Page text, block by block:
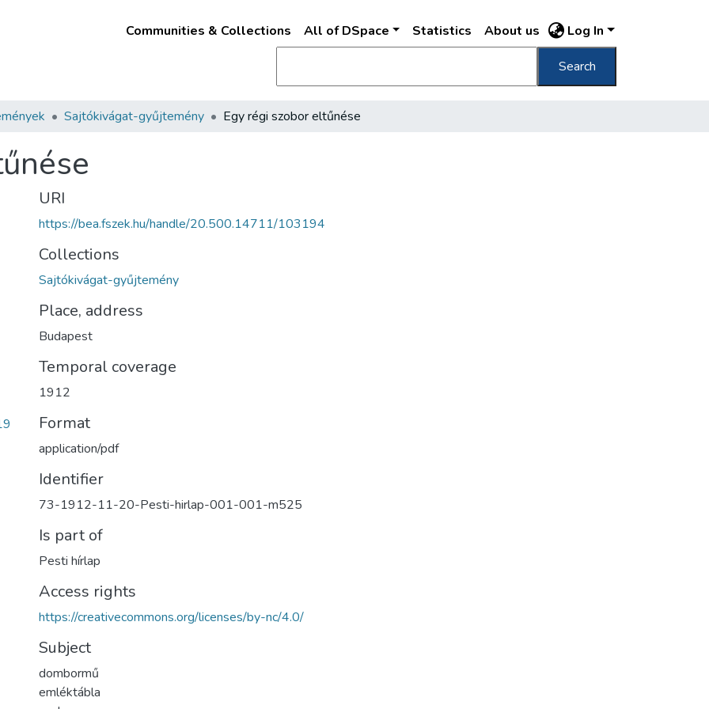
Communities & Collections All of DSpace Statistics About us Log In
Search
Sajtókivágat-gyűjtemény Egy régi szobor eltűnése
URI
https://bea.fszek.hu/handle/20.500.14711/103194
Collections
Sajtókivágat-gyűjtemény
Place, address
Budapest
Temporal coverage
1912
Format
application/pdf
Identifier
73-1912-11-20-Pesti-hirlap-001-001-m525
Is part of
Pesti hírlap
Access rights
https://creativecommons.org/licenses/by-nc/4.0/
Subject
dombormű
emléktábla